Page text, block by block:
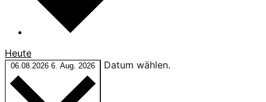
Heute
06.08.2026 6. Aug. 2026 Datum wählen.